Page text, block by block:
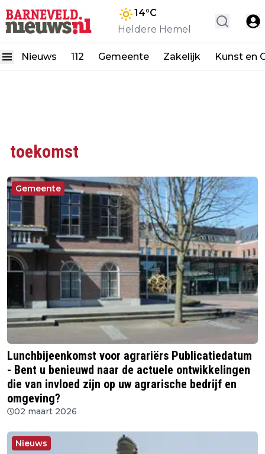
14°C
Heldere Hemel
Nieuws 112 Gemeente Zakelijk Kunst en
toekomst
Gemeente
Lunchbijeenkomst voor agrariërs Publicatiedatum
- Bent u benieuwd naar de actuele ontwikkelingen
die van invloed zijn op uw agrarische bedrijf en
omgeving?
02 maart 2026
Nieuws